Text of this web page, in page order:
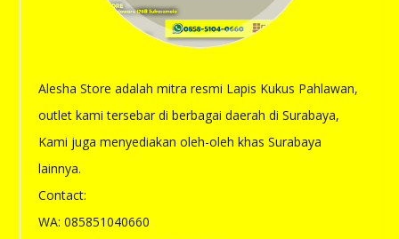
Alesha Store adalah mitra resmi Lapis Kukus Pahlawan,
outlet kami tersebar di berbagai daerah di Surabaya,
Kami juga menyediakan oleh-oleh khas Surabaya
lainnya.
Contact:
WA: 085851040660